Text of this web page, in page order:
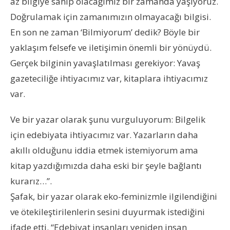
Doğrulamak için zamanımızın olmayacağı bilgisi.
En son ne zaman ‘Bilmiyorum’ dedik? Böyle bir
yaklaşım felsefe ve iletişimin önemli bir yönüydü.
Gerçek bilginin yavaşlatılması gerekiyor: Yavaş
gazeteciliğe ihtiyacımız var, kitaplara ihtiyacımız
var.
Ve bir yazar olarak şunu vurguluyorum: Bilgelik
için edebiyata ihtiyacımız var. Yazarların daha
akıllı olduğunu iddia etmek istemiyorum ama
kitap yazdığımızda daha eski bir şeyle bağlantı
kurarız…”.
Şafak, bir yazar olarak eko-feminizmle ilgilendiğini
ve ötekileştirilenlerin sesini duyurmak istediğini
ifade etti. “Edebiyat insanları yeniden insan